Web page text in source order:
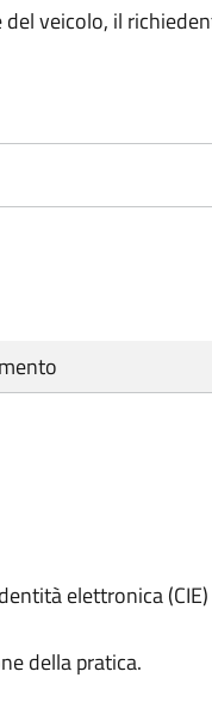
veicolo, il
elettronica
della pratica.